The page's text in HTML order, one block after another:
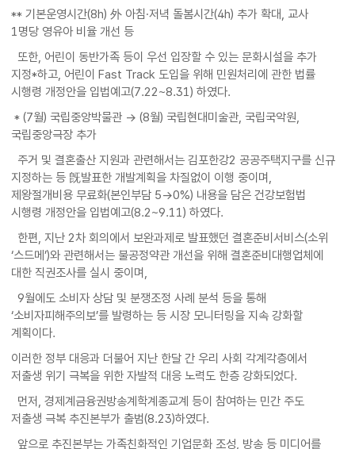
** 기본운영시간(8h) 外 아침·저녁 돌봄시간(4h) 추가 확대, 교사
1명당 영유아 비율 개선 등
또한, 어린이 동반가족 등이 우선 입장할 수 있는 문화시설을 추가
지정*하고, 어린이 Fast Track 도입을 위해 민원처리에 관한 법률
시행령 개정안을 입법예고(7.22~8.31) 하였다.
* (7월) 국립중앙박물관 → (8월) 국립현대미술관, 국립국악원,
국립중앙극장 추가
주거 및 결혼출산 지원과 관련해서는 김포한강2 공공주택지구를 신규
지정하는 등 旣발표한 개발계획을 차질없이 이행 중이며,
제왕절개비용 무료화(본인부담 5→0%) 내용을 담은 건강보험법
시행령 개정안을 입법예고(8.2~9.11) 하였다.
한편, 지난 2차 회의에서 보완과제로 발표했던 결혼준비서비스(소위
‘스드메’)와 관련해서는 불공정약관 개선을 위해 결혼준비대행업체에
대한 직권조사를 실시 중이며,
9월에도 소비자 상담 및 분쟁조정 사례 분석 등을 통해
‘소비자피해주의보’를 발령하는 등 시장 모니터링을 지속 강화할
계획이다.
이러한 정부 대응과 더불어 지난 한달 간 우리 사회 각계각층에서
저출생 위기 극복을 위한 자발적 대응 노력도 한층 강화되었다.
먼저, 경제계금융권방송계학계종교계 등이 참여하는 민간 주도
저출생 극복 추진본부가 출범(8.23)하였다.
앞으로 추진본부는 가족친화적인 기업문화 조성, 방송 등 미디어를